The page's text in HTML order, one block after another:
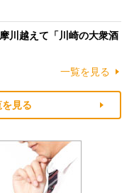
川越えて「川崎の大衆酒
一覧を見る
見る